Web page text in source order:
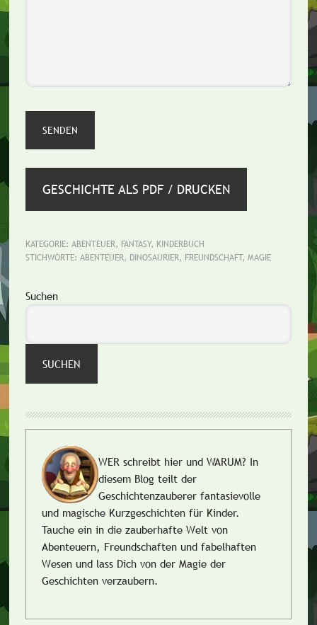
GESCHICHTE ALS PDF / DRUCKEN
KATEGORIE: ABENTEUER, FANTASY, KINDERBUCH
STICHWORTE: ABENTEUER, DINOSAURIER, FREUNDSCHAFT, MAGIE
Seitenspalte
Suchen
SUCHEN
WER schreibt hier und WARUM? In
diesem Blog teilt der
Geschichtenzauberer fantasievolle
und magische Kurzgeschichten für Kinder.
Tauche ein in die zauberhafte Welt von
Abenteuern, Freundschaften und fabelhaften
Wesen und lass Dich von der Magie der
Geschichten verzaubern.